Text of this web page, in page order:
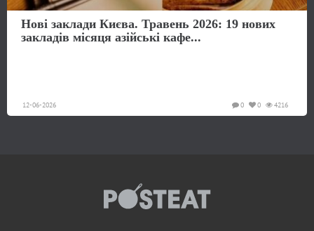
Нові заклади Києва. Травень 2026: 19 нових
закладів місяця азійські кафе...
12-06-2026 4216
0
0